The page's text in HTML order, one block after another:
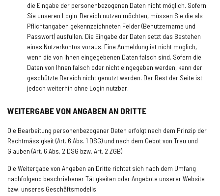
die Eingabe der personenbezogenen Daten nicht möglich. Sofern
Sie unseren Login-Bereich nutzen möchten, müssen Sie die als
Pflichtangaben gekennzeichneten Felder (Benutzername und
Passwort) ausfüllen. Die Eingabe der Daten setzt das Bestehen
eines Nutzerkontos voraus. Eine Anmeldung ist nicht möglich,
wenn die von Ihnen eingegebenen Daten falsch sind. Sofern die
Daten von Ihnen falsch oder nicht eingegeben werden, kann der
geschützte Bereich nicht genutzt werden. Der Rest der Seite ist
jedoch weiterhin ohne Login nutzbar.
WEITERGABE VON ANGABEN AN DRITTE
Die Bearbeitung personenbezogener Daten erfolgt nach dem Prinzip der
Rechtmässigkeit (Art. 6 Abs. 1 DSG) und nach dem Gebot von Treu und
Glauben (Art. 6 Abs. 2 DSG bzw. Art. 2 ZGB).
Die Weitergabe von Angaben an Dritte richtet sich nach dem Umfang
nachfolgend beschriebener Tätigkeiten oder Angebote unserer Website
bzw. unseres Geschäftsmodells.